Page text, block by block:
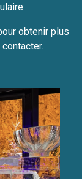
obtenir plus
contacter.